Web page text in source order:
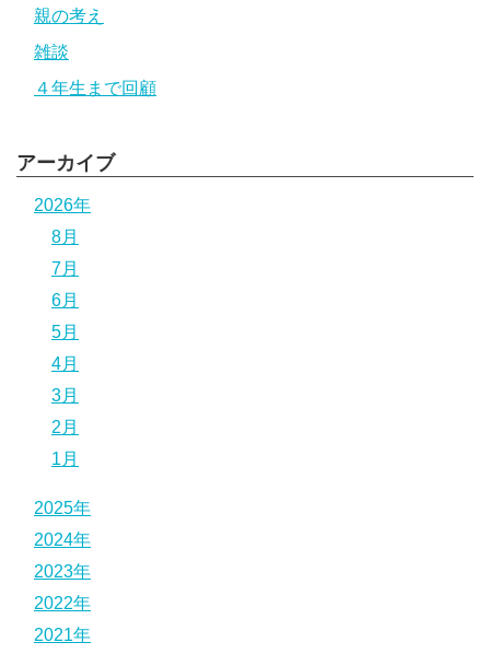
親の考え
雑談
４年生まで回顧
アーカイブ
2026年
8月
7月
6月
5月
4月
3月
2月
1月
2025年
2024年
2023年
2022年
2021年